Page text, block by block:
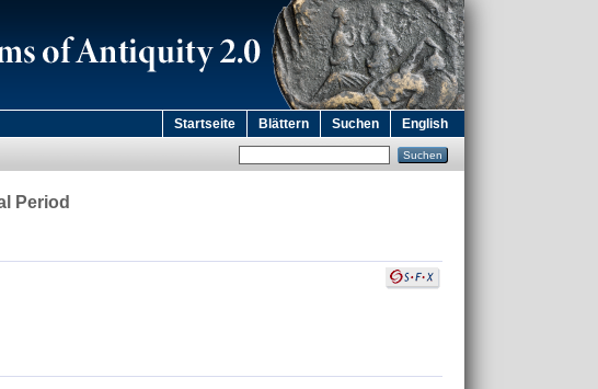
Startseite Blättern Suchen English
Period